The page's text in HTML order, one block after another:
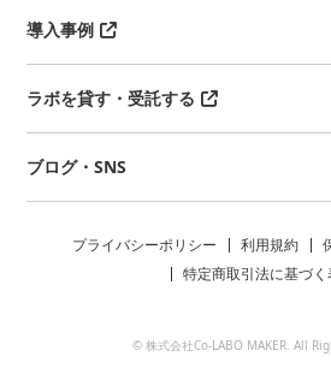
導入事例
ラボを貸す・受託する
ブログ・SNS
プライバシーポリシー 利用規約
特定商取引法に基づく
© 株式会社Co-LABO MAKER. All